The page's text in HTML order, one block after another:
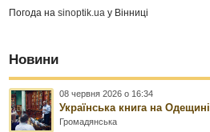
Погода наsinoptik.ua у Вінниці
Новини
08 червня 2026 о 16:34
Українська книга на Одещині
Громадянська